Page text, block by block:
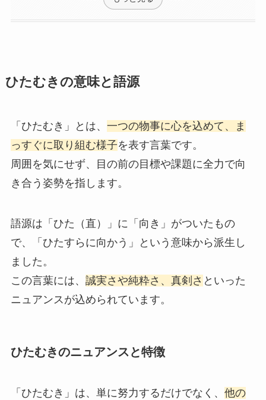
ひたむきの意味と語源
「ひたむき」とは、 一つの物事に心を込めて、ま
っすぐに取り組む様子を表す言葉です。
周囲を気にせず、目の前の目標や課題に全力で向
き合う姿勢を指します。
語源は「ひた（直）」に「向き」がついたもの
で、「ひたすらに向かう」という意味から派生し
ました。
この言葉には、 誠実さや純粋さ、真剣さ といった
ニュアンスが込められています。
ひたむきのニュアンスと特徴
「ひたむき」は、単に努力するだけでなく、 他の